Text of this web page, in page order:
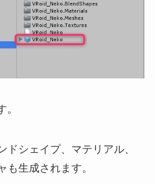
シェイプ、マテリアル、
も生成されます。